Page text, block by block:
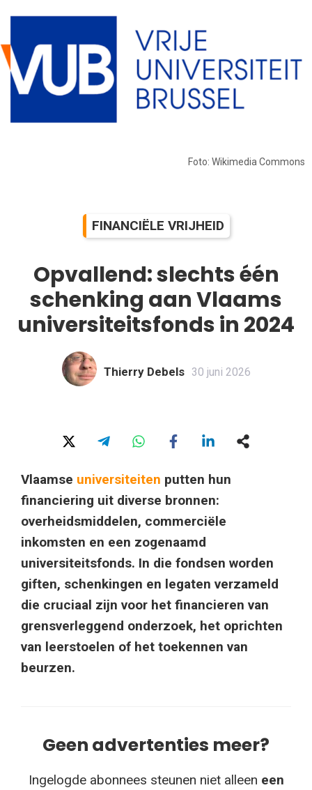
Foto: Wikimedia Commons
FINANCIËLE VRIJHEID
Opvallend: slechts één
schenking aan Vlaams
universiteitsfonds in 2024
Thierry Debels 30 juni 2026
Vlaamse universiteiten putten hun
financiering uit diverse bronnen:
overheidsmiddelen, commerciële
inkomsten en een zogenaamd
universiteitsfonds. In die fondsen worden
giften, schenkingen en legaten verzameld
die cruciaal zijn voor het financieren van
grensverleggend onderzoek, het oprichten
van leerstoelen of het toekennen van
beurzen.
Geen advertenties meer?
Ingelogde abonnees steunen niet alleen een